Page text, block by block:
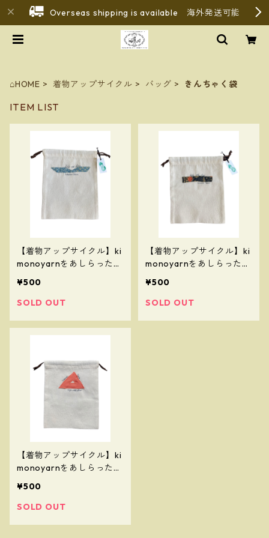
Overseas shipping is available 海外発送可能
⌂HOME 着物アップサイクル バッグ きんちゃく袋
ITEM LIST
【着物アップサイクル】ki
monoyarnをあしらったき
¥500
SOLD OUT
【着物アップサイクル】ki
monoyarnをあしらったき
¥500
SOLD OUT
【着物アップサイクル】ki
monoyarnをあしらったき
¥500
SOLD OUT